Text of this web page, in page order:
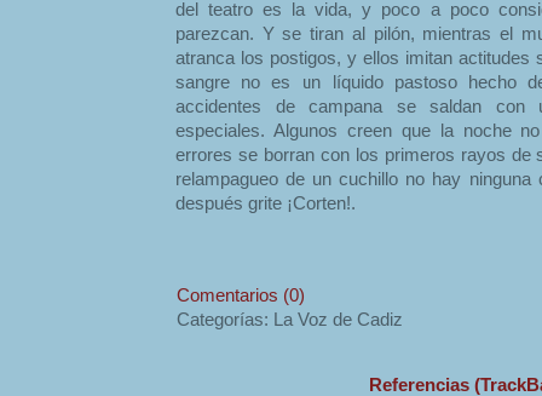
del teatro es la vida, y poco a poco
parezcan. Y se tiran al pilón, mientras el
atranca los postigos, y ellos imitan actitudes
sangre no es un líquido pastoso hecho
accidentes de campana se saldan con
especiales. Algunos creen que la noche
errores se borran con los primeros rayos de
relampagueo de un cuchillo no hay ninguna
después grite ¡Corten!.
Comentarios (0)
Categorías: La Voz de Cadiz
Referencias